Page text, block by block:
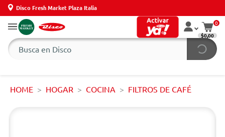
Disco Fresh Market Plaza Italia
0
$0,00
HOME HOGAR COCINA FILTROS DE CAFÉ